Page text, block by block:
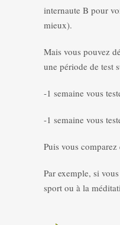
internaute B pour
mieux).
Mais vous pouvez
une période de test
-1 semaine vous
-1 semaine vous
Puis vous comparez
Par exemple, si
sport ou à la